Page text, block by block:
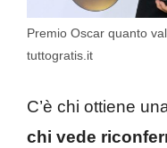
Premio Oscar quanto
tuttogratis.it
C’è chi ottiene
chi vede